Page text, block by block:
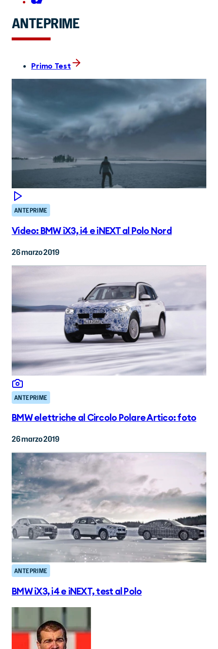
ANTEPRIME
Primo Test
ANTEPRIME
Video: BMW iX3, i4 e iNEXT al Polo Nord
26 marzo 2019
ANTEPRIME
BMW elettriche al Circolo Polare Artico: foto
26 marzo 2019
ANTEPRIME
BMW iX3, i4 e iNEXT, test al Polo